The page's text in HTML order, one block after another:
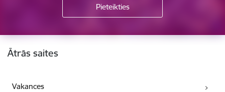
Kājene
Ātrās saites
Vakances